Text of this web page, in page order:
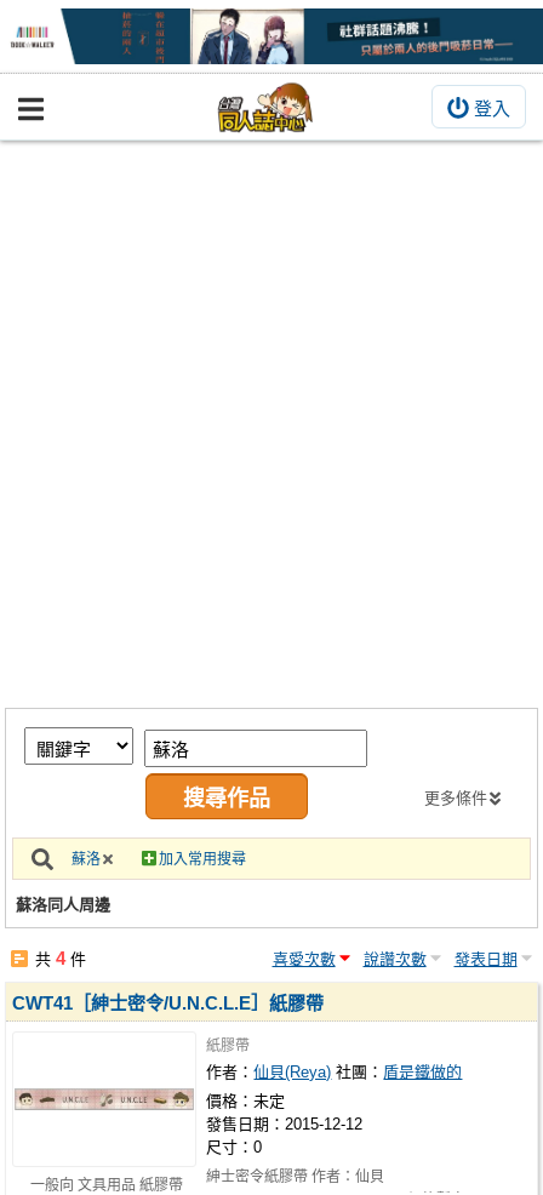
登入
BOOKY書集倉庫
繪圖藝廊
交流中心
攤位轉讓區
會員功能選單
註冊會員
更多條件
蘇洛 加入常用搜尋
蘇洛同人周邊
共4件 喜愛次數 說讚次數 發表日期
一般向 文具用品 紙膠帶
CWT41［紳士密令/U.N.C.L.E］紙膠帶
紙膠帶
作者：仙貝(Reya) 社團： 盾是鐵做的
價格：未定
發售日期：2015-12-12
尺寸：0
紳士密令紙膠帶 作者：仙貝